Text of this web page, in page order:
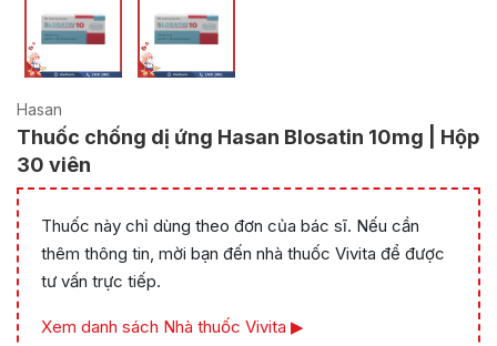
Hasan
Thuốc chống dị ứng Hasan Blosatin 10mg | Hộp
30 viên
Thuốc này chỉ dùng theo đơn của bác sĩ. Nếu cần
thêm thông tin, mời bạn đến nhà thuốc Vivita để được
tư vấn trực tiếp.
Xem danh sách Nhà thuốc Vivita ▶